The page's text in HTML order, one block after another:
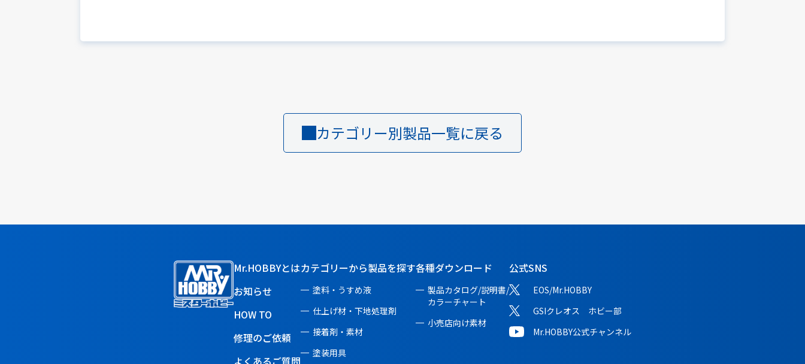
カテゴリー別製品一覧に戻る
Mr.HOBBYとは
お知らせ
HOW TO
修理のご依頼
よくあるご質問
カテゴリーから製品を探す
塗料・うすめ液
仕上げ材・下地処理剤
接着剤・素材
塗装用具
各種ダウンロード
製品カタログ/説明書/
カラーチャート
小売店向け素材
公式SNS
EOS/Mr.HOBBY
GSIクレオス ホビー部
Mr.HOBBY公式チャンネル